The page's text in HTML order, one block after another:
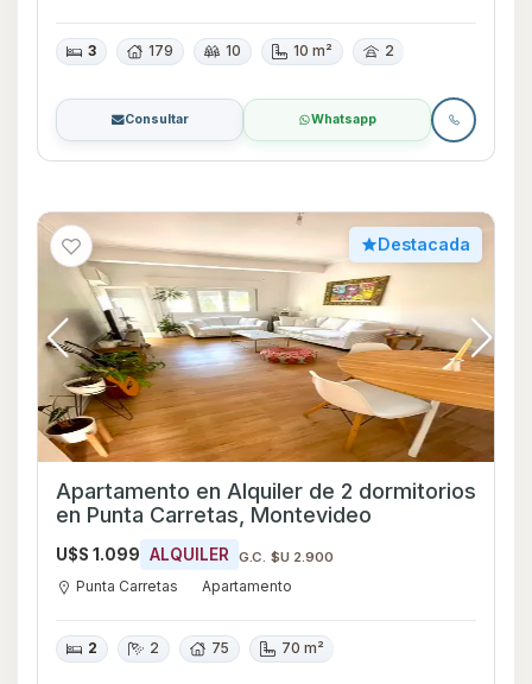
3 179 10 10 m² 2
Consultar Whatsapp
Destacada
Apartamento en Alquiler de 2 dormitorios
en Punta Carretas, Montevideo
U$S 1.099 ALQUILER G.C. $U 2.900
Punta Carretas Apartamento
2 2 75 70 m²